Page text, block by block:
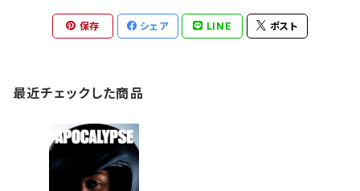
保存 シェア LINE ポスト
最近チェックした商品